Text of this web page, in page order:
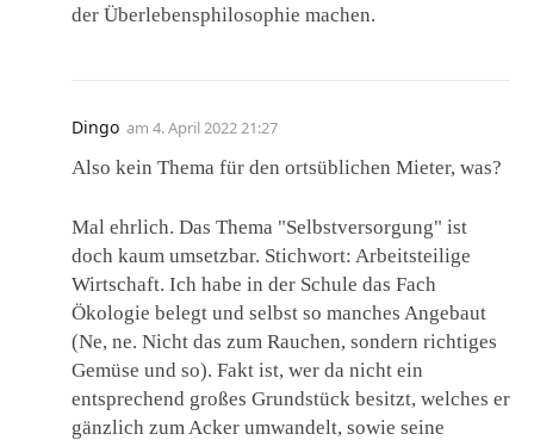
der Überlebensphilosophie machen.
Dingo am 4. April 2022 21:27
Also kein Thema für den ortsüblichen Mieter, was?
Mal ehrlich. Das Thema "Selbstversorgung" ist
doch kaum umsetzbar. Stichwort: Arbeitsteilige
Wirtschaft. Ich habe in der Schule das Fach
Ökologie belegt und selbst so manches Angebaut
(Ne, ne. Nicht das zum Rauchen, sondern richtiges
Gemüse und so). Fakt ist, wer da nicht ein
entsprechend großes Grundstück besitzt, welches er
gänzlich zum Acker umwandelt, sowie seine